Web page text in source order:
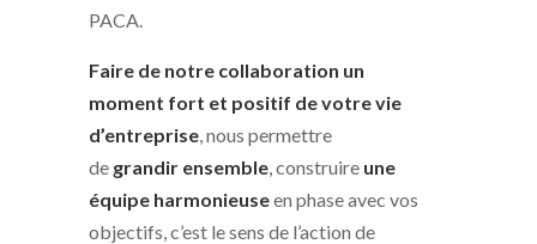
PACA.
Faire de notre collaboration un
moment fort et positif de votre vie
d’entreprise, nous permettre
de grandir ensemble, construire une
équipe harmonieuseen phase avec vos
objectifs, c’est le sens de l’action de